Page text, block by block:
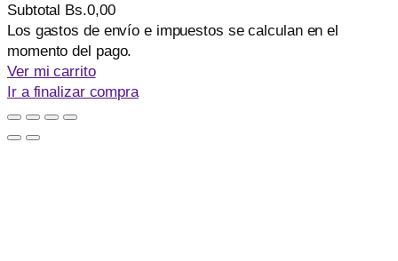
Productos
del
carrito
Subtotal Bs.0,00
Los gastos de envío e impuestos se calculan en el
momento del pago.
Ver mi carrito
Ir a finalizar compra